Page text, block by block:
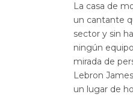
La casa de
un cantante
sector y sin
ningún
mirada de
Lebron
un lugar de